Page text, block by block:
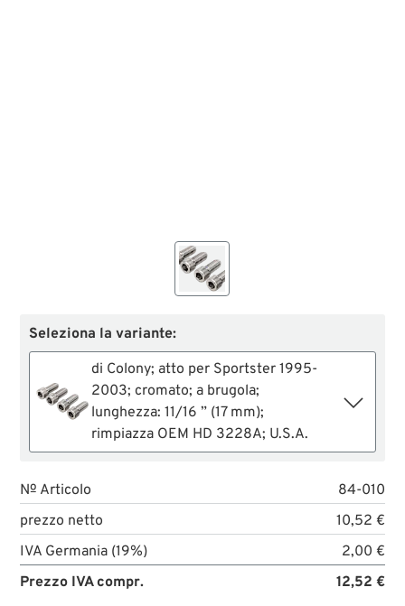
Seleziona la variante:
di Colony; atto per Sportster 1995-
2003; cromato; a brugola;
lunghezza: 11/16 ” (17 mm);
rimpiazza OEM HD 3228A; U.S.A.
№ Articolo
84-010
prezzo netto
10,52 €
IVA Germania (19%)
2,00 €
Prezzo IVA compr.
12,52 €